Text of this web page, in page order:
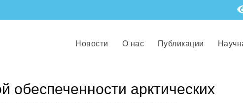
Новости О нас Публикации
обеспеченности арктических